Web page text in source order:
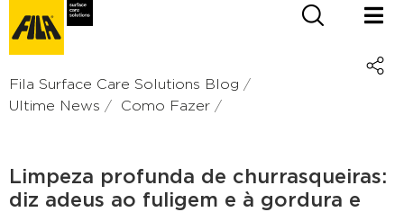
Fila Surface Care Solutions Blog
Ultime News
Como Fazer
Limpeza profunda de churrasqueiras:
diz adeus ao fuligem e à gordura e